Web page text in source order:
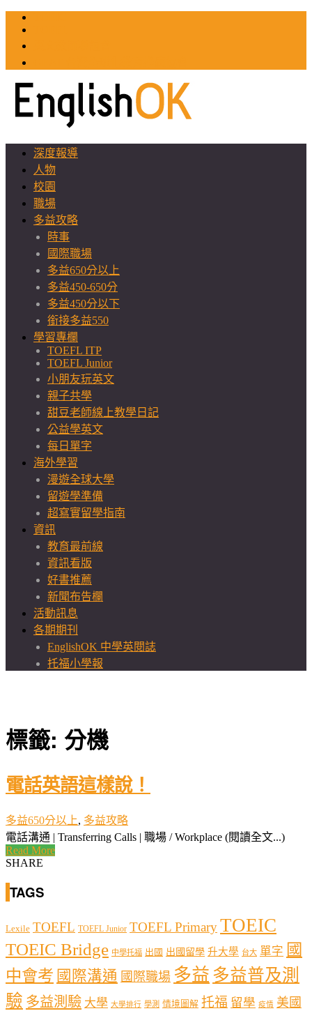
深度報導
人物
校園
職場
多益攻略
時事
國際職場
多益650分以上
多益450-650分
多益450分以下
銜接多益550
學習專欄
TOEFL ITP
TOEFL Junior
小朋友玩英文
親子共學
甜豆老師線上教學日記
公益學英文
每日單字
海外學習
漫遊全球大學
留遊學準備
超寫實留學指南
資訊
教育最前線
資訊看版
好書推薦
新聞布告欄
活動訊息
各期期刊
EnglishOK 中學英閱誌
托福小學報
標籤: 分機
電話英語這樣說！
多益650分以上, 多益攻略
電話溝通 | Transferring Calls | 職場 / Workplace (閱讀全文...)
Read More
SHARE
TAGS
Lexile TOEFL TOEFL Junior TOEFL PrimaryTOEIC
TOEIC Bridge 中學托福 出國 出國留學 升大學 台大 單字 國
中會考 國際溝通 國際職場 多益 多益普及測
驗 多益測驗 大學 大學排行 學測 情境圖解 托福 留學 疫情 美國